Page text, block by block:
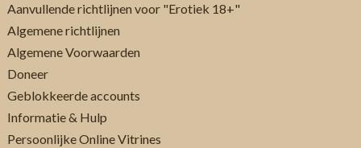
Aanvullende richtlijnen voor "Erotiek 18+"
Algemene richtlijnen
Algemene Voorwaarden
Doneer
Geblokkeerde accounts
Informatie & Hulp
Persoonlijke Online Vitrines